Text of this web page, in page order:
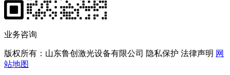
业务咨询
版权所有：山东鲁创激光设备有限公司 隐私保护 法律声明 网
站地图